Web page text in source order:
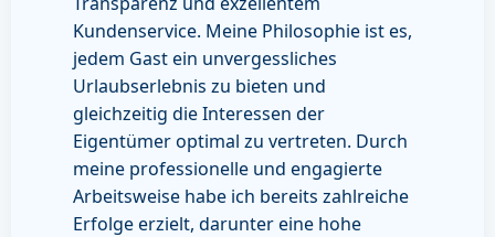
Kundenservice. Meine Philosophie ist es,
jedem Gast ein unvergessliches
Urlaubserlebnis zu bieten und
gleichzeitig die Interessen der
Eigentümer optimal zu vertreten. Durch
meine professionelle und engagierte
Arbeitsweise habe ich bereits zahlreiche
Erfolge erzielt, darunter eine hohe